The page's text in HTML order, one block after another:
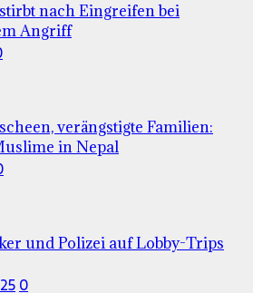
nach Eingreifen bei
Angriff
verängstigte Familien:
in Nepal
und Polizei auf Lobby-Trips
0